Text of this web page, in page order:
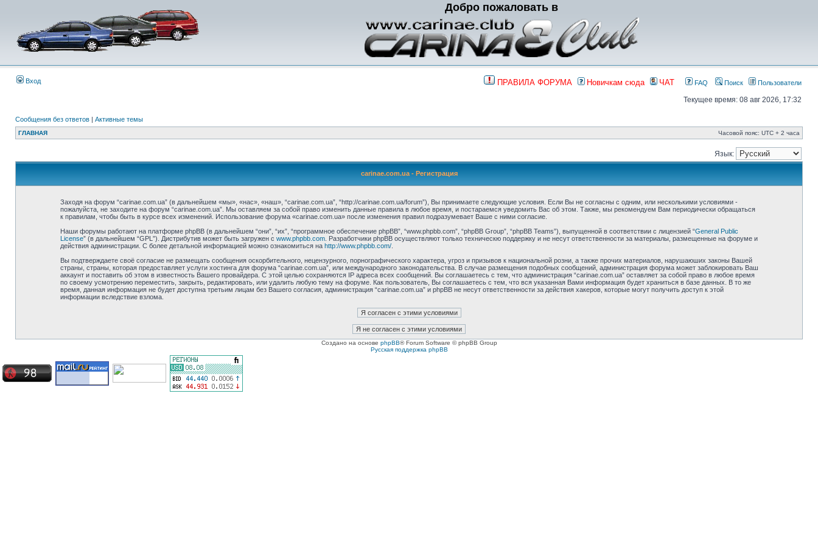
Добро пожаловать в
Вход ПРАВИЛА ФОРУМА Новичкам сюда ЧАТ FAQ Поиск Пользователи
Текущее время: 08 авг 2026, 17:32
Сообщения без ответов | Активные темы
ГЛАВНАЯ Часовой пояс: UTC + 2 часа
Язык:
carinae.com.ua - Регистрация
Заходя на форум “carinae.com.ua” (в дальнейшем «мы», «нас», «наш», “carinae.com.ua”, “http://carinae.com.ua/forum”), Вы принимаете следующие условия. Если Вы не согласны с одним, или несколькими условиями -
пожалуйста, не заходите на форум “carinae.com.ua”. Мы оставляем за собой право изменить данные правила в любое время, и постараемся уведомить Вас об этом. Также, мы рекомендуем Вам периодически обращаться
к правилам, чтобы быть в курсе всех изменений. Использование форума «carinae.com.ua» после изменения правил подразумевает Ваше с ними согласие.
Наши форумы работают на платформе phpBB (в дальнейшем “они”, “их”, “программное обеспечение phpBB”, “www.phpbb.com”, “phpBB Group”, “phpBB Teams”), выпущенной в соответствии с лицензией “General Public
License” (в дальнейшем “GPL”). Дистрибутив может быть загружен с www.phpbb.com. Разработчики phpBB осуществляют только техническю поддержку и не несут ответственности за материалы, размещенные на форуме и
действия администрации. С более детальной информацией можно ознакомиться на http://www.phpbb.com/.
Вы подтверждаете своё согласие не размещать сообщения оскорбительного, нецензурного, порнографического характера, угроз и призывов к национальной розни, а также прочих материалов, нарушаюших законы Вашей
страны, страны, которая предоставляет услуги хостинга для форума “carinae.com.ua”, или международного законодательства. В случае размещения подобных сообщений, администрация форума может заблокировать Ваш
аккаунт и поставить об этом в известность Вашего провайдера. С этой целью сохраняются IP адреса всех сообщений. Вы соглашаетесь с тем, что администрация “carinae.com.ua” оставляет за собой право в любое время
по своему усмотрению переместить, закрыть, редактировать, или удалить любую тему на форуме. Как пользователь, Вы соглашаетесь с тем, что вся указанная Вами информация будет храниться в базе данных. В то же
время, данная информация не будет доступна третьим лицам без Вашего согласия, администрация “carinae.com.ua” и phpBB не несут ответственности за действия хакеров, которые могут получить доступ к этой
информации вследствие взлома.
Создано на основе phpBB® Forum Software © phpBB Group
Русская поддержка phpBB